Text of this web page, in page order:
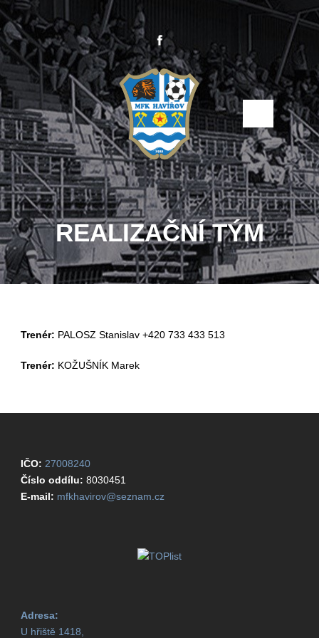
REALIZAČNÍ TÝM
Trenér: PALOSZ Stanislav +420 733 433 513
Trenér: KOŽUŠNÍK Marek
IČO: 27008240
Číslo oddílu: 8030451
E-mail: mfkhavirov@seznam.cz
Adresa:
U hřiště 1418,